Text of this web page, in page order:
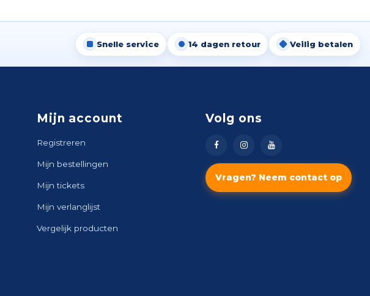
Snelle service 14 dagen retour Veilig betalen
Mijn account
Registreren
Mijn bestellingen
Mijn tickets
Mijn verlanglijst
Vergelijk producten
Volg ons
Vragen? Neem contact op